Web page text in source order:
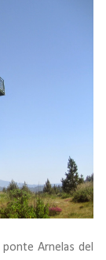
Arnelas del